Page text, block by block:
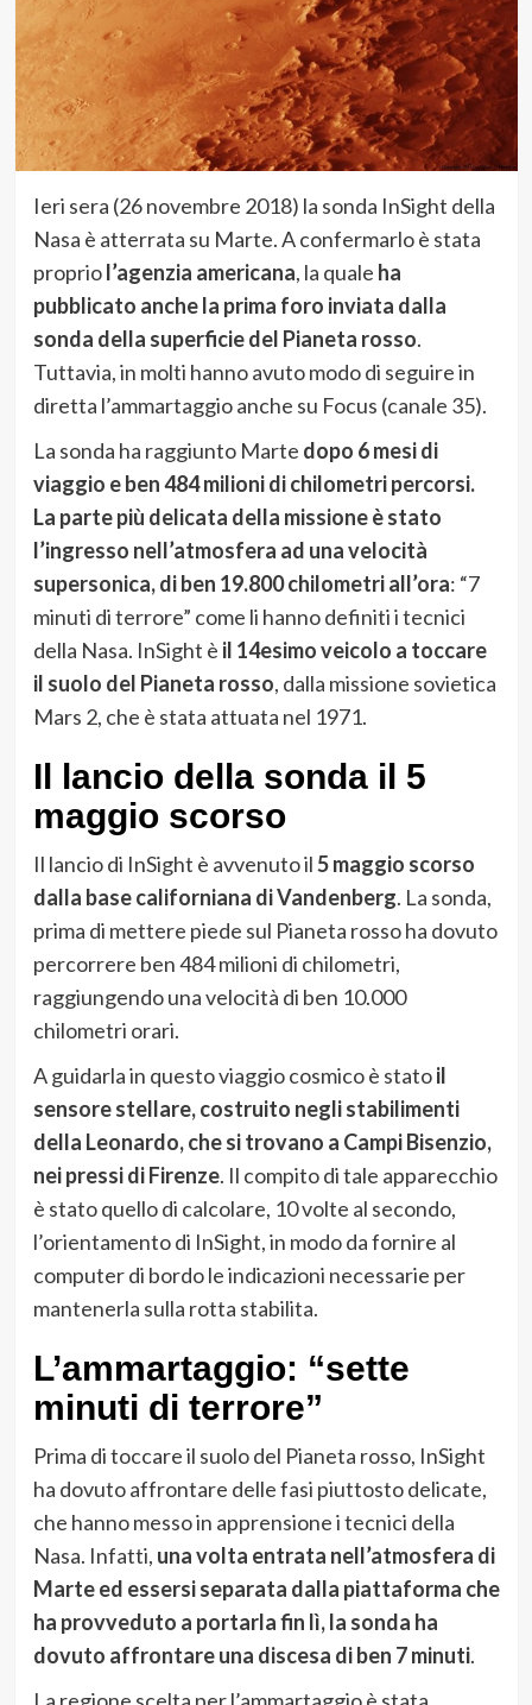
Ieri sera (26 novembre 2018) la sonda InSight della
Nasa è atterrata su Marte. A confermarlo è stata
propriol’agenzia americana, la quale ha
pubblicato anche la prima foro inviata dalla
sonda della superficie del Pianeta rosso.
Tuttavia, in molti hanno avuto modo di seguire in
diretta l’ammartaggio anche su Focus (canale 35).
La sonda ha raggiunto Marte dopo 6 mesi di
viaggio e ben 484 milioni di chilometri percorsi.
La parte più delicata della missione è stato
l’ingresso nell’atmosfera ad una velocità
supersonica, di ben 19.800 chilometri all’ora: “7
minuti di terrore” come li hanno definiti i tecnici
della Nasa. InSight è il 14esimo veicolo a toccare
il suolo del Pianeta rosso, dalla missione sovietica
Mars 2, che è stata attuata nel 1971.
Il lancio della sonda il 5
maggio scorso
Il lancio di InSight è avvenuto il5 maggio scorso
dalla base californiana di Vandenberg. La sonda,
prima di mettere piede sul Pianeta rosso ha dovuto
percorrere ben 484 milioni di chilometri,
raggiungendo una velocità di ben 10.000
chilometri orari.
A guidarla in questo viaggio cosmico è statoil
sensore stellare, costruito negli stabilimenti
della Leonardo, che si trovano a Campi Bisenzio,
nei pressi di Firenze. Il compito di tale apparecchio
è stato quello di calcolare, 10 volte al secondo,
l’orientamento di InSight, in modo da fornire al
computer di bordo le indicazioni necessarie per
mantenerla sulla rotta stabilita.
L’ammartaggio: “sette
minuti di terrore”
Prima di toccare il suolo del Pianeta rosso, InSight
ha dovuto affrontare delle fasi piuttosto delicate,
che hanno messo in apprensione i tecnici della
Nasa. Infatti, una volta entrata nell’atmosfera di
Marte ed essersi separata dalla piattaforma che
ha provveduto a portarla fin lì, la sonda ha
dovuto affrontare una discesa di ben 7 minuti.